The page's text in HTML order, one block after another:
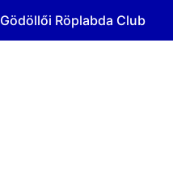
Gödöllői Röplabda Club